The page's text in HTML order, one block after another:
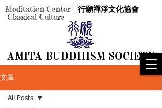
AMITA BUDDHISM SOCIETY
AMITA BUDDHISM SOCIETY
Meditation Center 行願禪淨文化協會
Classical Culture
文章
All Posts